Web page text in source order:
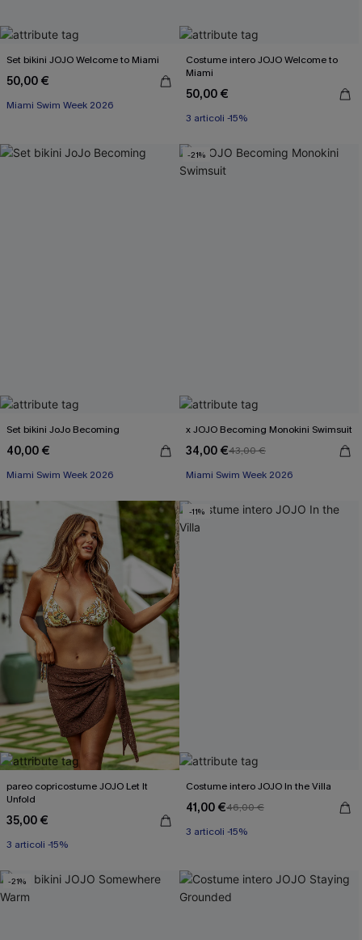
Set bikini JOJO Welcome to Miami
50,00 €
Miami Swim Week 2026
Costume intero JOJO Welcome to
Miami
50,00 €
3 articoli -15%
Miami Swim Week 2026
Set bikini JoJo Becoming
40,00 €
Miami Swim Week 2026
-21%
x JOJO Becoming Monokini Swimsuit
34,00 €43,00 €
Miami Swim Week 2026
pareo copricostume JOJO Let It
Unfold
35,00 €
3 articoli -15%
Miami Swim Week 2026
-11%
Costume intero JOJO In the Villa
41,00 €46,00 €
3 articoli -15%
Miami Swim Week 2026
-21%